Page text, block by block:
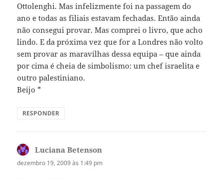
Ottolenghi. Mas infelizmente foi na passagem do
ano e todas as filiais estavam fechadas. Então ainda
não consegui provar. Mas comprei o livro, que acho
lindo. E da próxima vez que for a Londres não volto
sem provar as maravilhas dessa equipa – que ainda
por cima é cheia de simbolismo: um chef israelita e
outro palestiniano.
Beijo *
RESPONDER
Luciana Betenson
dezembro 19, 2009 às 1:49 pm